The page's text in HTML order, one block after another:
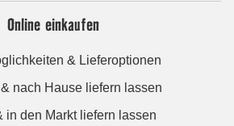
Online einkaufen
& Lieferoptionen
nach Hause liefern lassen
in den Markt liefern lassen